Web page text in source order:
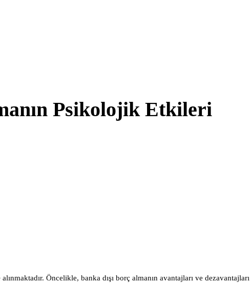
Psikolojik Etkileri
Öncelikle, banka dışı borç almanın avantajları ve dezavantajları